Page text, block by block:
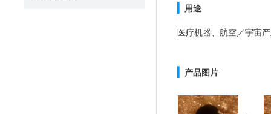
用途
医疗机器、航空／宇宙
产品图片